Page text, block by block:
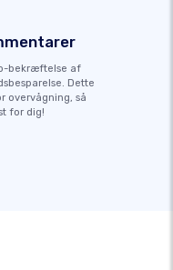
bekræftelse af
Dette
overvågning, så
for dig!